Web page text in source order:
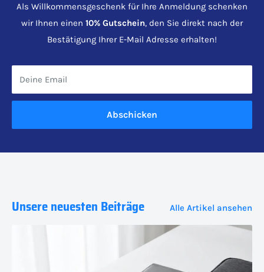
Als Willkommensgeschenk für Ihre Anmeldung schenken
wir Ihnen einen 10% Gutschein, den Sie direkt nach der
Bestätigung Ihrer E-Mail Adresse erhalten!
Deine Email
Abschicken
Unsere neuesten Beiträge Alle Artikel ansehen